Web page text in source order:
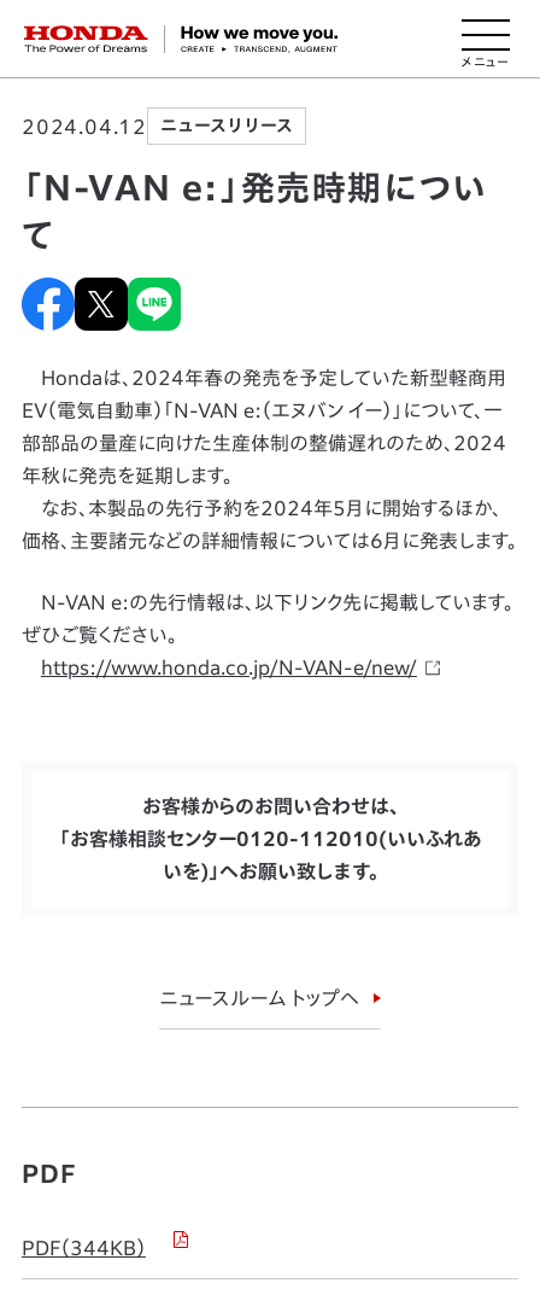
HONDA The Power of Dreams
2024.04.12 ニュースリリース
「N-VAN e:」発売時期につい
て
Hondaは、2024年春の発売を予定していた新型軽商用
EV（電気自動車）「N-VAN e:（エヌバン イー）」について、一
部部品の量産に向けた生産体制の整備遅れのため、2024
年秋に発売を延期します。
なお、本製品の先行予約を2024年5月に開始するほか、
価格、主要諸元などの詳細情報については6月に発表します。
N-VAN e:の先行情報は、以下リンク先に掲載しています。
ぜひご覧ください。
https://www.honda.co.jp/N-VAN-e/new/
お客様からのお問い合わせは、
「お客様相談センター0120-112010(いいふれあ
いを)」へお願い致します。
ニュースルーム トップへ
PDF
PDF（344KB）